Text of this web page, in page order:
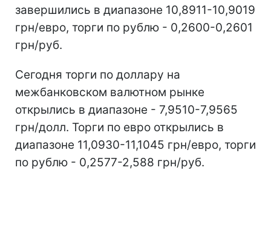
завершились в диапазоне 10,8911-10,9019
грн/евро, торги по рублю - 0,2600-0,2601
грн/руб.
Сегодня торги по доллару на
межбанковском валютном рынке
открылись в диапазоне - 7,9510-7,9565
грн/долл. Торги по евро открылись в
диапазоне 11,0930-11,1045 грн/евро, торги
по рублю - 0,2577-2,588 грн/руб.